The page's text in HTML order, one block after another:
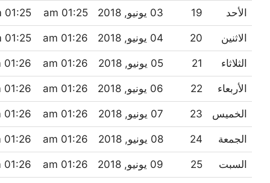
الأحد 19 03 يونيو, 2018 01:25 am
01:25 pm
الاثنين 20 04 يونيو, 2018 01:26 am
01:25 pm
الثلاثاء 21 05 يونيو, 2018 01:26 am
01:26 pm
الأربعاء 22 06 يونيو, 2018 01:26 am
01:26 pm
الخميس 23 07 يونيو, 2018 01:26 am
01:26 pm
الجمعة 24 08 يونيو, 2018 01:26 am
01:26 pm
السبت 25 09 يونيو, 2018 01:26 am
01:26 pm